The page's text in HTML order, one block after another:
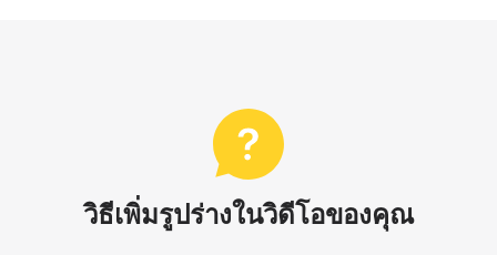
วิธีเพิ่มรูปร่างในวิดีโอของคุณ